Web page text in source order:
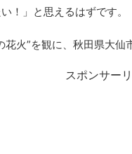
！」と思えるはずです。
花火”を観に、秋田県大仙
スポンサー